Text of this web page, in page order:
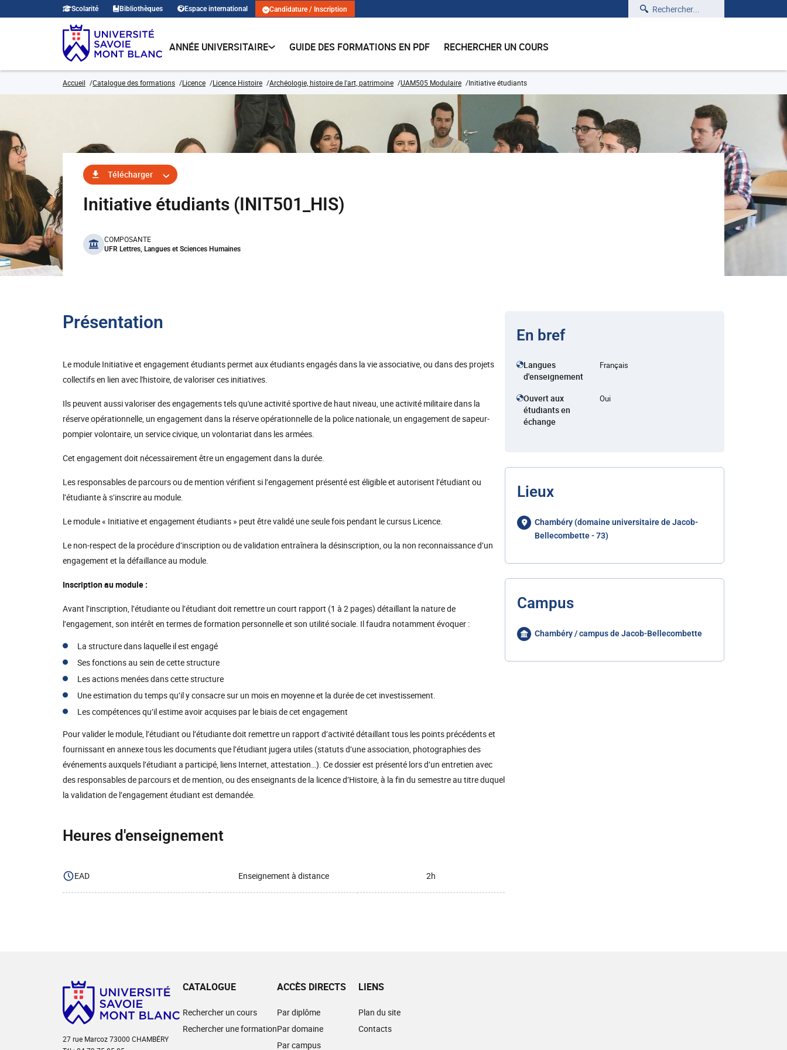
Scolarité Bibliothèques Espace international Candidature / Inscription Rechercher
ANNÉE UNIVERSITAIRE GUIDE DES FORMATIONS EN PDF RECHERCHER UN COURS
Accueil Catalogue des formations Licence Licence Histoire Archéologie, histoire de l'art, patrimoine UAM505 Modulaire Initiative étudiants
Télécharger
Initiative étudiants (INIT501_HIS)
benefits
COMPOSANTE
UFR Lettres, Langues et Sciences Humaines
Présentation
Le module Initiative et engagement étudiants permet aux étudiants engagés dans la vie associative, ou dans des projets
collectifs en lien avec l'histoire, de valoriser ces initiatives.
Ils peuvent aussi valoriser des engagements tels qu'une activité sportive de haut niveau, une activité militaire dans la
réserve opérationnelle, un engagement dans la réserve opérationnelle de la police nationale, un engagement de sapeur-
pompier volontaire, un service civique, un volontariat dans les armées.
Cet engagement doit nécessairement être un engagement dans la durée.
Les responsables de parcours ou de mention vérifient si l’engagement présenté est éligible et autorisent l’étudiant ou
l’étudiante à s’inscrire au module.
Le module « Initiative et engagement étudiants » peut être validé une seule fois pendant le cursus Licence.
Le non-respect de la procédure d’inscription ou de validation entraînera la désinscription, ou la non reconnaissance d’un
engagement et la défaillance au module.
Inscription au module :
Avant l’inscription, l’étudiante ou l’étudiant doit remettre un court rapport (1 à 2 pages) détaillant la nature de
l’engagement, son intérêt en termes de formation personnelle et son utilité sociale. Il faudra notamment évoquer :
La structure dans laquelle il est engagé
Ses fonctions au sein de cette structure
Les actions menées dans cette structure
Une estimation du temps qu’il y consacre sur un mois en moyenne et la durée de cet investissement.
Les compétences qu’il estime avoir acquises par le biais de cet engagement
Pour valider le module, l’étudiant ou l’étudiante doit remettre un rapport d’activité détaillant tous les points précédents et
fournissant en annexe tous les documents que l’étudiant jugera utiles (statuts d’une association, photographies des
événements auxquels l’étudiant a participé, liens Internet, attestation…). Ce dossier est présenté lors d’un entretien avec
des responsables de parcours et de mention, ou des enseignants de la licence d’Histoire, à la fin du semestre au titre duquel
la validation de l’engagement étudiant est demandée.
Heures d'enseignement
EAD Enseignement à distance 2h
En bref
Langues
d'enseignement
Français
Ouvert aux
étudiants en
échange
Oui
Lieux
Chambéry (domaine universitaire de Jacob-
Bellecombette - 73)
Campus
Chambéry / campus de Jacob-Bellecombette
27 rue Marcoz 73000 CHAMBÉRY
CATALOGUE
Rechercher un cours
Rechercher une formation
ACCÈS DIRECTS
Par diplôme
Par domaine
Par campus
LIENS
Plan du site
Contacts